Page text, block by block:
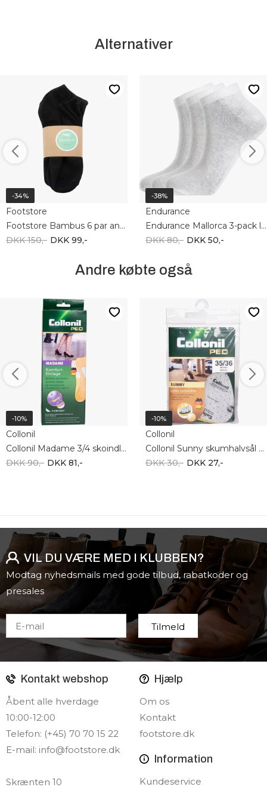
Alternativer
-34%
Footstore
Footstore Bambus 6 par ankelstrømper
DKK 150,- DKK 99,-
-38%
Endurance
Endurance Mallorca 3-pack low white e131399
DKK 80,- DKK 50,-
Andre købte også
-10%
Collonil
Collonil Madame 3/4 skoindlæg 109042
DKK 90,- DKK 81,-
-10%
Collonil
Collonil Sunny skumhalvsål 109092
DKK 30,- DKK 27,-
VIL DU VÆRE MED I KLUBBEN?
Modtag nyhedsmails med gode tilbud, rabatkoder og
presales
Kontakt webshop
Åbent alle hverdage
10:00-12:00
Telefon: (+45) 70 70 15 22
E-mail: info@footstore.dk
Skrænten 10
Hjælp
Om os
Kontakt
footstore.dk
Information
Kundeservice